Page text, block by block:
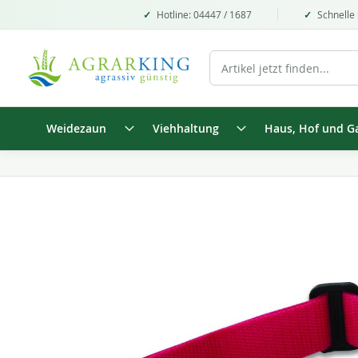
Hotline: 04447 / 1687
Weidezaun Viehhaltung Haus, Hof und